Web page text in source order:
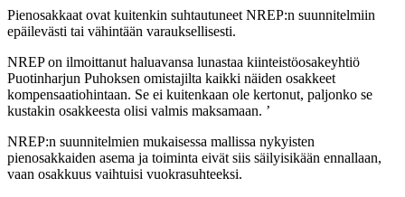
Pienosakkaat ovat kuitenkin suhtautuneet NREP:n suunnitelmiin
epäilevästi tai vähintään varauksellisesti.
NREP on ilmoittanut haluavansa lunastaa kiinteistöosakeyhtiö
Puotinharjun Puhoksen omistajilta kaikki näiden osakkeet
kompensaatiohintaan. Se ei kuitenkaan ole kertonut, paljonko se
kustakin osakkeesta olisi valmis maksamaan. ’
NREP:n suunnitelmien mukaisessa mallissa nykyisten
pienosakkaiden asema ja toiminta eivät siis säilyisikään ennallaan,
vaan osakkuus vaihtuisi vuokrasuhteeksi.